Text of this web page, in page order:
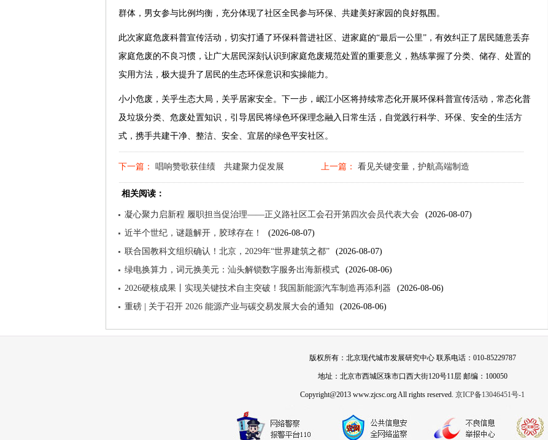
群体，男女参与比例均衡，充分体现了社区全民参与环保、共建美好家园的良好氛围。
此次家庭危废科普宣传活动，切实打通了环保科普进社区、进家庭的“最后一公里”，有效纠正了居民随意丢弃
家庭危废的不良习惯，让广大居民深刻认识到家庭危废规范处置的重要意义，熟练掌握了分类、储存、处置的
实用方法，极大提升了居民的生态环保意识和实操能力。
小小危废，关乎生态大局，关乎居家安全。下一步，岷江小区将持续常态化开展环保科普宣传活动，常态化普
及垃圾分类、危废处置知识，引导居民将绿色环保理念融入日常生活，自觉践行科学、环保、安全的生活方
式，携手共建干净、整洁、安全、宜居的绿色平安社区。
下一篇： 唱响赞歌获佳绩 共建聚力促发展 上一篇： 看见关键变量，护航高端制造
相关阅读：
凝心聚力启新程 履职担当促治理——正义路社区工会召开第四次会员代表大会
(2026-08-07)
近半个世纪，谜题解开，胶球存在！
(2026-08-07)
联合国教科文组织确认！北京，2029年“世界建筑之都”
(2026-08-07)
绿电换算力，词元换美元：汕头解锁数字服务出海新模式
(2026-08-06)
2026硬核成果丨实现关键技术自主突破！我国新能源汽车制造再添利器
(2026-08-06)
重磅 | 关于召开 2026 能源产业与碳交易发展大会的通知
(2026-08-06)
版权所有：北京现代城市发展研究中心 联系电话：010-85229787
地址：北京市西城区珠市口西大街120号11层 邮编：100050
Copyright@2013 www.zjcsc.org All rights reserved. 京ICP备13046451号-1